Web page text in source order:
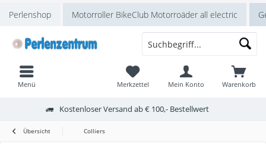
Perlenshop Motorroller BikeClub Motorroäder all electric
Kostenloser Versand ab € 100,- Bestellwert
Warenkorb
Merkzettel Mein Konto
Menü
Übersicht Colliers